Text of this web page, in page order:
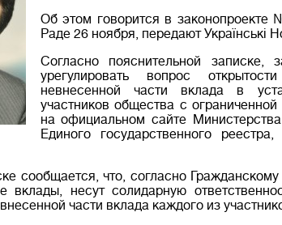
Об этом говорится в законопроекте
Раде 26 ноября, передают Українські
Согласно пояснительной записке,
урегулировать вопрос
невнесенной части вклада в
участников общества с
на официальном сайте
Единого государственного
сообщается, что, согласно
вклады, несут солидарную
части вклада каждого из